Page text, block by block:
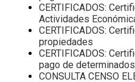
CERTIFICADOS:
Actividades
CERTIFICADOS:
propiedades
CERTIFICADOS:
pago de
CONSULTA CENSO